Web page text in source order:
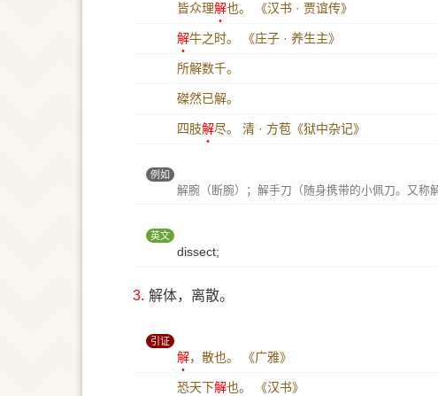
皆众理解也。 《汉书 · 贾谊传》
解牛之时。 《庄子 · 养生主》
所解数千。
磔然已解。
四肢解尽。 清 · 方苞《狱中杂记》
例如
解腕（断腕）；解手刀（随身携带的小佩刀。又称
英文
dissect;
3. 解体，离散。
引证
解，散也。 《广雅》
恐天下解也。 《汉书》